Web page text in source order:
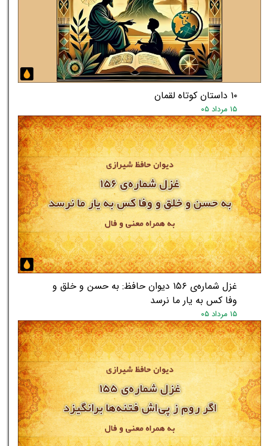
۱۰ داستان کوتاه لقمان
۱۵ مرداد ۰۵
غزل شماره‌ی ۱۵۶ دیوان حافظ: به حسن و خلق و
وفا کس به یار ما نرسد
۱۵ مرداد ۰۵